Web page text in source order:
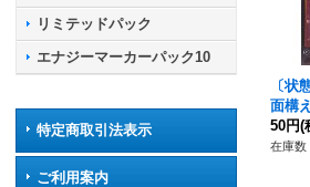
リミテッドパック
エナジーマーカーパック10
特定商取引法表示
ご利用案内
〔状
面構
50円(
在庫数